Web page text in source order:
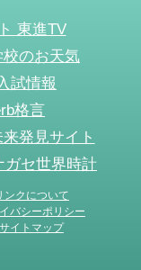
東進TV
のお天気
試情報
格言
発見サイト
ガセ世界時計
ンクについて
バシーポリシー
サイトマップ